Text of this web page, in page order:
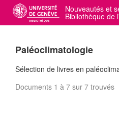
Nouveautés et
Bibliothèque de
Paléoclimatologie
Sélection de livres en
Documents 1 à 7 sur 7 trouvés